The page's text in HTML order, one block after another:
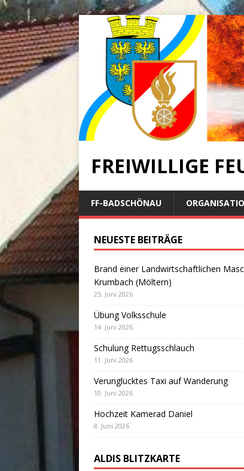
FREIWILLIGE
FF-BADSCHÖNAU
NEUESTE BEITRÄGE
Brand einer Landwirtschaftlichen
Krumbach (Möltern)
25. Juni 2026
Übung Volksschule
14. Juni 2026
Schulung Rettugsschlauch
11. Juni 2026
Verunglücktes Taxi auf Wanderung
10. Juni 2026
Hochzeit Kamerad Daniel
8. Juni 2026
ALDIS BLITZKARTE